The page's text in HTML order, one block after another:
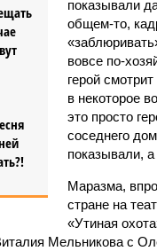
показывали
общем-то,
вовсе по-
герой
в некоторое
это просто
соседнего
показывали,
Маразма,
стране на
«Утиная
Мельникова с